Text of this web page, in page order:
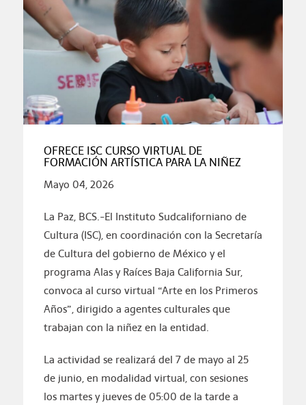
OFRECE ISC CURSO VIRTUAL DE
FORMACIÓN ARTÍSTICA PARA LA NIÑEZ
Mayo 04, 2026
La Paz, BCS.-El Instituto Sudcaliforniano de
Cultura (ISC), en coordinación con la Secretaría
de Cultura del gobierno de México y el
programa Alas y Raíces Baja California Sur,
convoca al curso virtual “Arte en los Primeros
Años”, dirigido a agentes culturales que
trabajan con la niñez en la entidad.
La actividad se realizará del 7 de mayo al 25
de junio, en modalidad virtual, con sesiones
los martes y jueves de 05:00 de la tarde a